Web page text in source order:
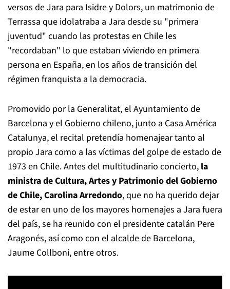
versos de Jara para Isidre y Dolors, un matrimonio de
Terrassa que idolatraba a Jara desde su "primera
juventud" cuando las protestas en Chile les
"recordaban" lo que estaban viviendo en primera
persona en España, en los años de transición del
régimen franquista a la democracia.
Promovido por la Generalitat, el Ayuntamiento de
Barcelona y el Gobierno chileno, junto a Casa América
Catalunya, el recital pretendía homenajear tanto al
propio Jara como a las víctimas del golpe de estado de
1973 en Chile. Antes del multitudinario concierto, la
ministra de Cultura, Artes y Patrimonio del Gobierno
de Chile, Carolina Arredondo, que no ha querido dejar
de estar en uno de los mayores homenajes a Jara fuera
del país, se ha reunido con el presidente catalán Pere
Aragonés, así como con el alcalde de Barcelona,
Jaume Collboni, entre otros.